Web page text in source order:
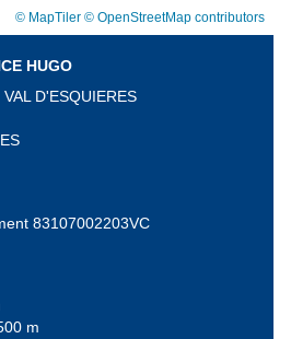
© MapTiler © OpenStreetMap contributors
HUGO
D'ESQUIERES
83107002203VC
m